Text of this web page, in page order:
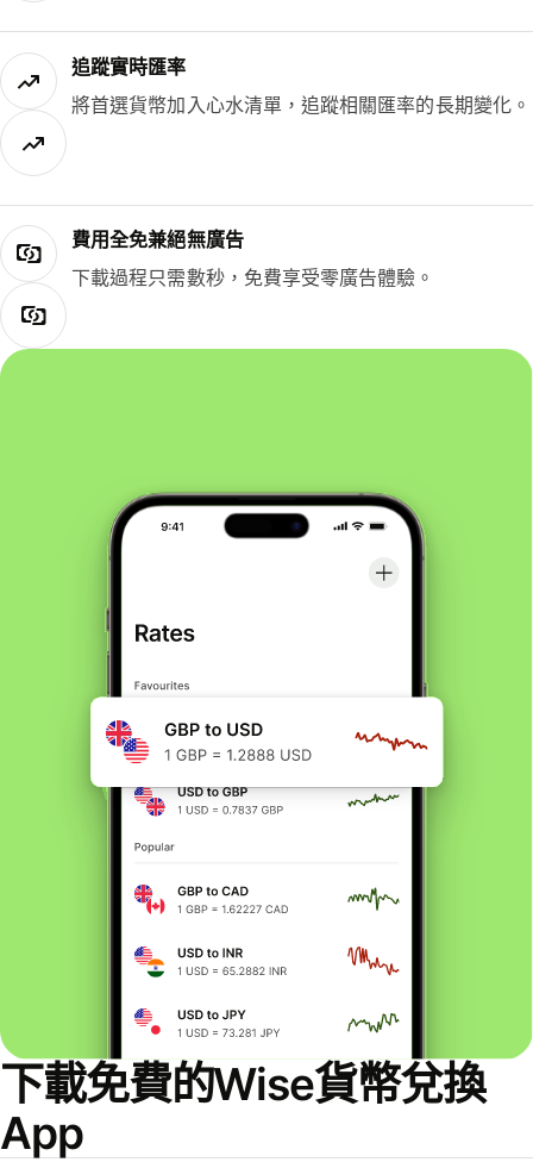
追蹤實時匯率
將首選貨幣加入心水清單，追蹤相關匯率的長期變化。
費用全免兼絕無廣告
下載過程只需數秒，免費享受零廣告體驗。
下載免費的Wise貨幣兌換
App